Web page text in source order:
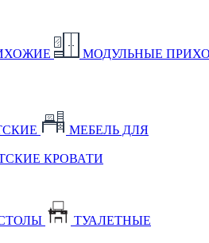
МОДУЛЬНЫЕ
МЕБЕЛЬ ДЛЯ
КРОВАТИ
ТУАЛЕТНЫЕ